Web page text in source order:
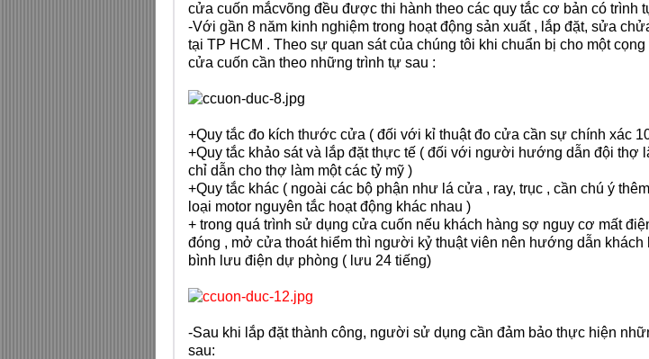
cửa cuốn mắcvõng đều được thi hành theo các quy tắc cơ bản có trình
-Với gần 8 năm kinh nghiệm trong hoạt động sản xuất , lắp đặt, sửa
tại TP HCM . Theo sự quan sát của chúng tôi khi chuẩn bị cho một
cửa cuốn cần theo những trình tự sau :
+Quy tắc đo kích thước cửa ( đối với kỉ thuật đo cửa cần sự chính xác
+Quy tắc khảo sát và lắp đặt thực tế ( đối với người hướng dẫn đội thợ
chỉ dẫn cho thợ làm một các tỷ mỹ )
+Quy tắc khác ( ngoài các bộ phận như lá cửa , ray, trục , cần chú ý
loại motor nguyên tắc hoạt động khác nhau )
+ trong quá trình sử dụng cửa cuốn nếu khách hàng sợ nguy cơ mất
đóng , mở cửa thoát hiểm thì người kỷ thuật viên nên hướng dẫn khách
bình lưu điện dự phòng ( lưu 24 tiếng)
-Sau khi lắp đặt thành công, người sử dụng cần đảm bảo thực hiện
sau: